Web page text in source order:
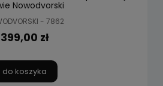
Nowodvorski
- 7862
399,00 zł
do koszyka